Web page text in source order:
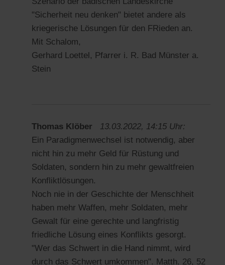
"Sicherheit neu denken" bietet andere als
kriegerische Lösungen für den FRieden an.
Mit Schalom,
Gerhard Loettel, Pfarrer i. R. Bad Münster a.
Stein
Thomas Klöber
13.03.2022, 14:15 Uhr:
Ein Paradigmenwechsel ist notwendig, aber
nicht hin zu mehr Geld für Rüstung und
Soldaten, sondern hin zu mehr gewaltfreien
Konfliktlösungen.
Noch nie in der Geschichte der Menschheit
haben mehr Waffen, mehr Soldaten, mehr
Gewalt für eine gerechte und langfristig
friedliche Lösung eines Konflikts gesorgt.
"Wer das Schwert in die Hand nimmt, wird
durch das Schwert umkommen". Matth. 26, 52